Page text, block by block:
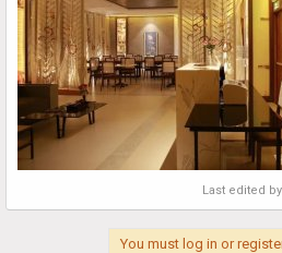
Last edited
You must log in or